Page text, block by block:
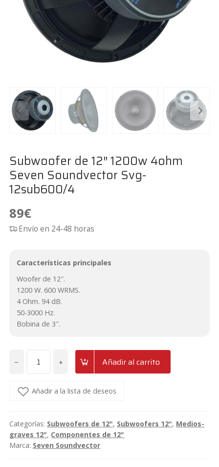
Subwoofer de 12″ 1200w 4ohm
Seven Soundvector Svg-
12sub600/4
89€
Envío en 24-48 horas
Características principales
Woofer de 12″.
1200 W. 600 WRMS.
4 Ohm. 94 dB.
50-3000 Hz.
Bobina de 3″.
−
Subwoofer
12"
Seven
Soundvector
+ Añadir al carrito
Añadir a la lista de deseos
Categorías: Subwoofers de 12", Subwoofers 12", Medios-
graves 12", Componentes de 12"
Marca: Seven Soundvector